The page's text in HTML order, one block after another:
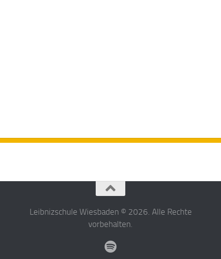
Leibnizschule Wiesbaden © 2026. Alle Rechte
vorbehalten.